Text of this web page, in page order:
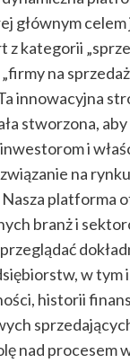
głównym celem
kategorii
na
innowacyjna
stworzona,
i
na
Nasza platforma
branż i
w tym
historii
nad procesem